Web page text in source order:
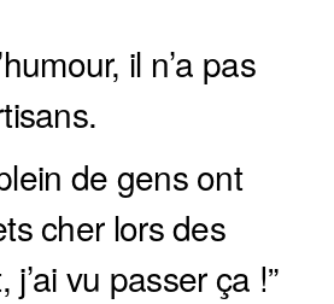
il n’a pas
de gens ont
cher lors des
vu passer ça !”